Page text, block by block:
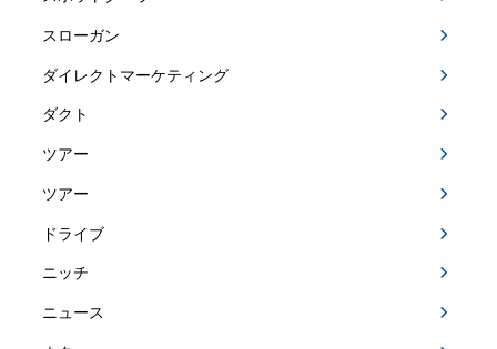
スローガン
ダイレクトマーケティング
ダクト
ツアー
ツアー
ドライブ
ニッチ
ニュース